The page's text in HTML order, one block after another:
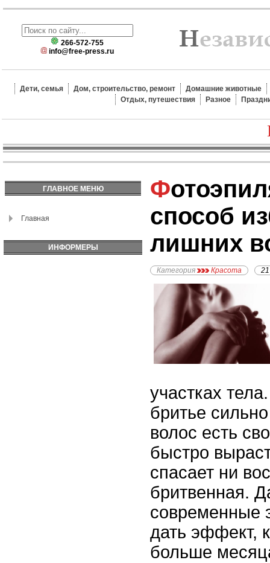
266-572-755
info@free-press.ru
Дети, семья Дом, строительство, ремонт
Домашние животные
Отдых, путешествия
Разное
ГЛАВНОЕ МЕНЮ
Главная
ИНФОРМЕРЫ
Фотоэпиляция как
способ
лишних
Категория Красота
участках
бритье
волос есть
быстро
спасает ни
бритвенная.
современные
дать эффект,
больше